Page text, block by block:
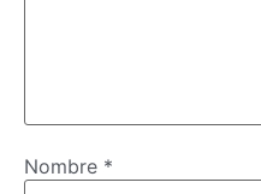
Nombre *